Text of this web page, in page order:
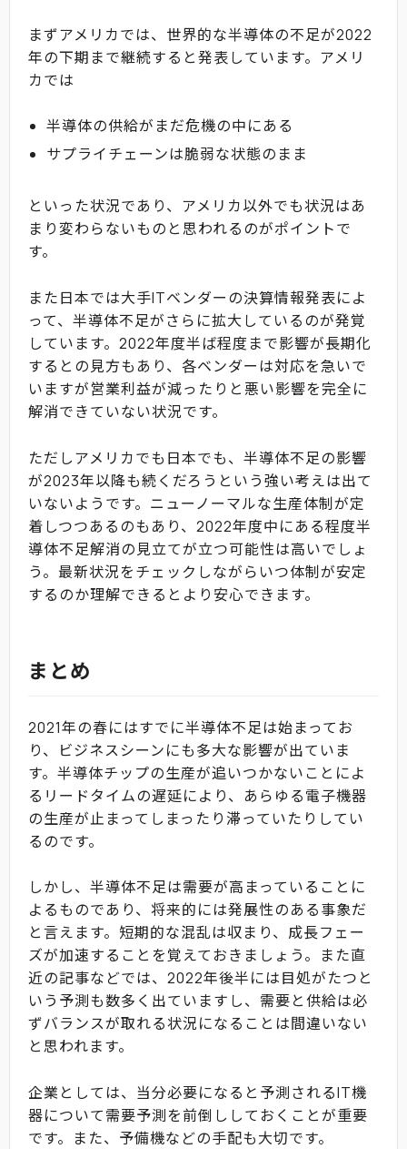
まずアメリカでは、世界的な半導体の不足が2022
年の下期まで継続すると発表しています。アメリ
カでは
半導体の供給がまだ危機の中にある
サプライチェーンは脆弱な状態のまま
といった状況であり、アメリカ以外でも状況はあ
まり変わらないものと思われるのがポイントで
す。
また日本では大手ITベンダーの決算情報発表によ
って、半導体不足がさらに拡大しているのが発覚
しています。2022年度半ば程度まで影響が長期化
するとの見方もあり、各ベンダーは対応を急いで
いますが営業利益が減ったりと悪い影響を完全に
解消できていない状況です。
ただしアメリカでも日本でも、半導体不足の影響
が2023年以降も続くだろうという強い考えは出て
いないようです。ニューノーマルな生産体制が定
着しつつあるのもあり、2022年度中にある程度半
導体不足解消の見立てが立つ可能性は高いでしょ
う。最新状況をチェックしながらいつ体制が安定
するのか理解できるとより安心できます。
まとめ
2021年の春にはすでに半導体不足は始まってお
り、ビジネスシーンにも多大な影響が出ていま
す。半導体チップの生産が追いつかないことによ
るリードタイムの遅延により、あらゆる電子機器
の生産が止まってしまったり滞っていたりしてい
るのです。
しかし、半導体不足は需要が高まっていることに
よるものであり、将来的には発展性のある事象だ
と言えます。短期的な混乱は収まり、成長フェー
ズが加速することを覚えておきましょう。また直
近の記事などでは、2022年後半には目処がたつと
いう予測も数多く出ていますし、需要と供給は必
ずバランスが取れる状況になることは間違いない
と思われます。
企業としては、当分必要になると予測されるIT機
器について需要予測を前倒ししておくことが重要
です。また、予備機などの手配も大切です。